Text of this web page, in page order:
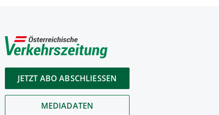
JETZT ABO ABSCHLIESSEN
MEDIADATEN